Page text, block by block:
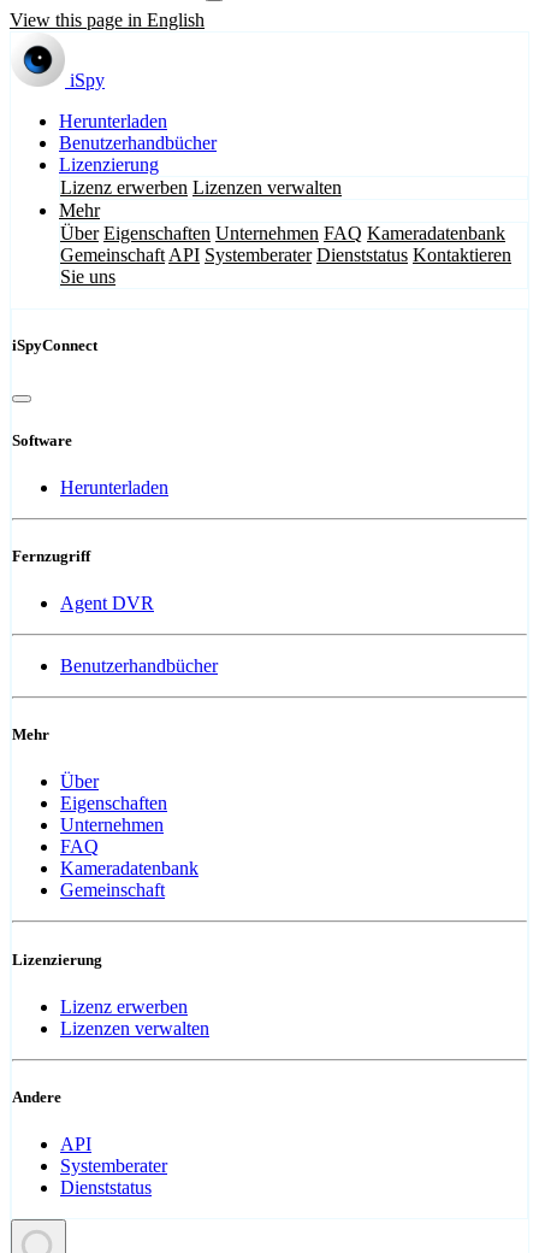
View this page in English
iSpy
Herunterladen
Benutzerhandbücher
Lizenzierung
Lizenz erwerben Lizenzen verwalten
Mehr
Über Eigenschaften Unternehmen FAQ Kameradatenbank
Gemeinschaft API Systemberater Dienststatus Kontaktieren
Sie uns
iSpyConnect
Software
Herunterladen
Fernzugriff
Agent DVR
Benutzerhandbücher
Mehr
Über
Eigenschaften
Unternehmen
FAQ
Kameradatenbank
Gemeinschaft
Lizenzierung
Lizenz erwerben
Lizenzen verwalten
Andere
API
Systemberater
Dienststatus